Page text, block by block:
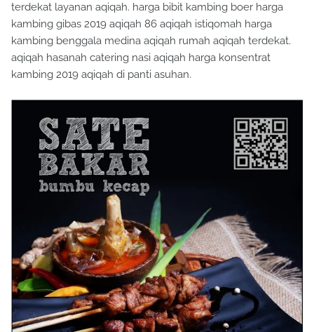
terdekat layanan aqiqah. harga bibit kambing boer harga
kambing gibas 2019 aqiqah 86 aqiqah istiqomah harga
kambing benggala medina aqiqah rumah aqiqah terdekat.
aqiqah hasanah catering nasi aqiqah harga konsentrat
kambing 2019 aqiqah di panti asuhan.